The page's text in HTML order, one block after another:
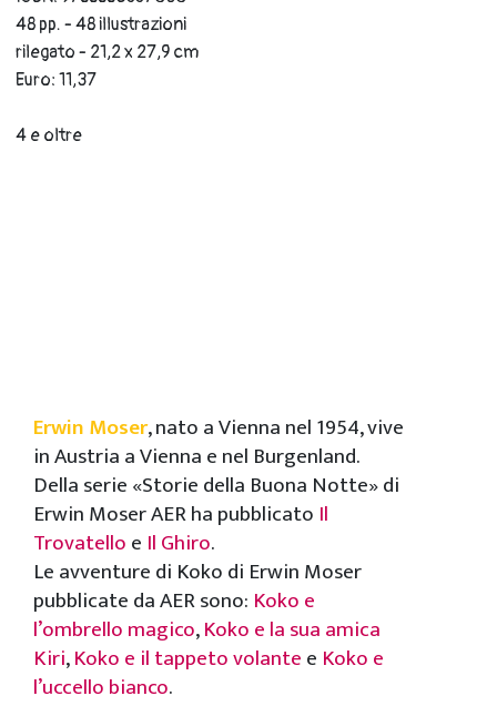
48 pp. - 48 illustrazioni
rilegato - 21,2 x 27,9 cm
Euro: 11,37
4 e oltre
Erwin Moser, nato a Vienna nel 1954, vive
in Austria a Vienna e nel Burgenland.
Della serie «Storie della Buona Notte» di
Erwin Moser AER ha pubblicato Il
Trovatelloe Il Ghiro.
Le avventure di Koko di Erwin Moser
pubblicate da AER sono: Koko e
l’ombrello magico,Koko e la sua amica
Kiri,Koko e il tappeto volantee Koko e
l’uccello bianco.